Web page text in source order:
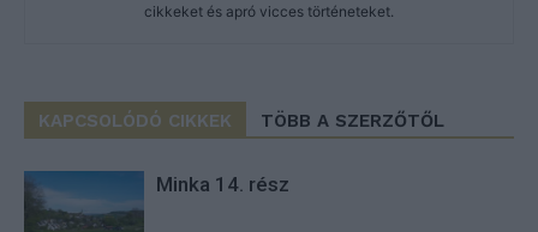
cikkeket és apró vicces történeteket.
KAPCSOLÓDÓ CIKKEK TÖBB A SZERZŐTŐL
Minka 14. rész